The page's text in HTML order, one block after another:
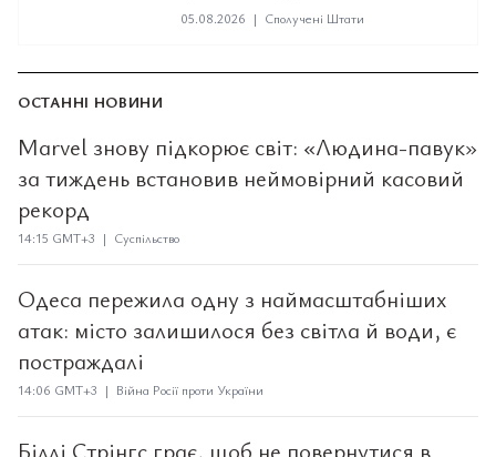
05.08.2026 | Сполучені Штати
ОСТАННІ НОВИНИ
Marvel знову підкорює світ: «Людина-павук»
за тиждень встановив неймовірний касовий
рекорд
14:15 GMT+3 | Суспільство
Одеса пережила одну з наймасштабніших
атак: місто залишилося без світла й води, є
постраждалі
14:06 GMT+3 | Війна Росії проти України
Біллі Стрінгс грає, щоб не повернутися в